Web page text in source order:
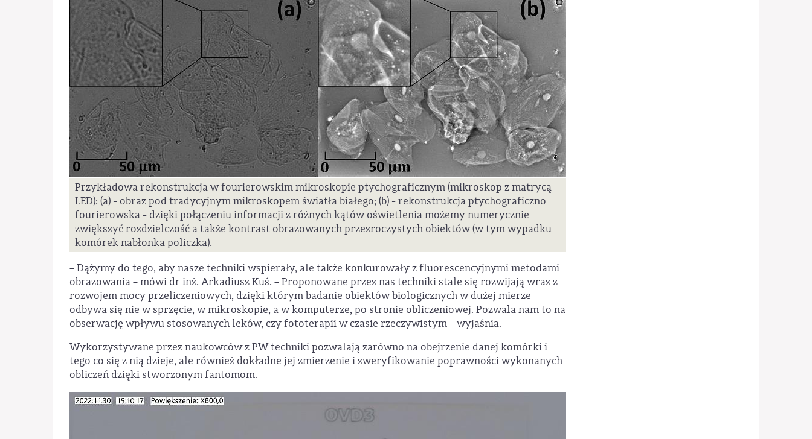
Przykładowa rekonstrukcja w fourierowskim mikroskopie ptychograficznym (mikroskop z matrycą
LED): (a) - obraz pod tradycyjnym mikroskopem światła białego; (b) - rekonstrukcja ptychograficzno
fourierowska - dzięki połączeniu informacji z różnych kątów oświetlenia możemy numerycznie
zwiększyć rozdzielczość a także kontrast obrazowanych przezroczystych obiektów (w tym wypadku
komórek nabłonka policzka).
– Dążymy do tego, aby nasze techniki wspierały, ale także konkurowały z fluorescencyjnymi metodami
obrazowania – mówi dr inż. Arkadiusz Kuś. – Proponowane przez nas techniki stale się rozwijają wraz z
rozwojem mocy przeliczeniowych, dzięki którym badanie obiektów biologicznych w dużej mierze
odbywa się nie w sprzęcie, w mikroskopie, a w komputerze, po stronie obliczeniowej. Pozwala nam to na
obserwację wpływu stosowanych leków, czy fototerapii w czasie rzeczywistym – wyjaśnia.
Wykorzystywane przez naukowców z PW techniki pozwalają zarówno na obejrzenie danej komórki i
tego co się z nią dzieje, ale również dokładne jej zmierzenie i zweryfikowanie poprawności wykonanych
obliczeń dzięki stworzonym fantomom.